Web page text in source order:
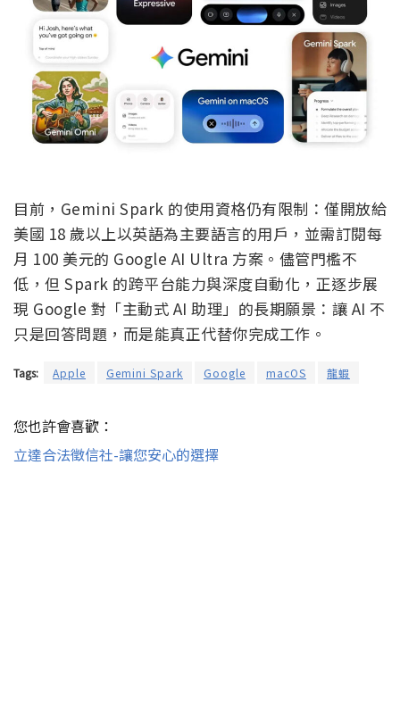
目前，Gemini Spark 的使用資格仍有限制：僅開放給
美國 18 歲以上以英語為主要語言的用戶，並需訂閱每
月 100 美元的 Google AI Ultra 方案。儘管門檻不
低，但 Spark 的跨平台能力與深度自動化，正逐步展
現 Google 對「主動式 AI 助理」的長期願景：讓 AI 不
只是回答問題，而是能真正代替你完成工作。
Tags: Apple Gemini Spark Google macOS 龍蝦
您也許會喜歡：
立達合法徵信社-讓您安心的選擇